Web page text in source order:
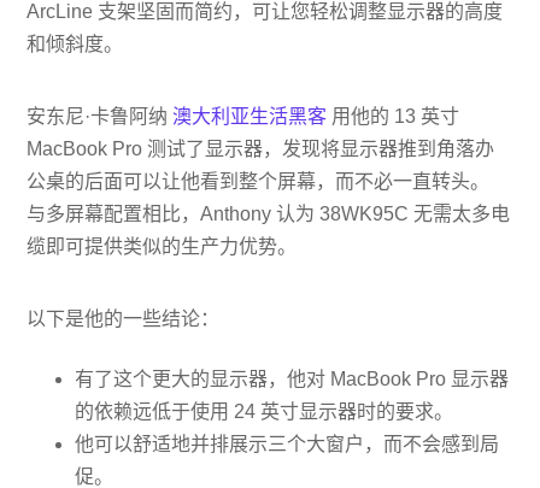
ArcLine 支架坚固而简约，可让您轻松调整显示器的高度
和倾斜度。
安东尼·卡鲁阿纳 澳大利亚生活黑客 用他的 13 英寸
MacBook Pro 测试了显示器，发现将显示器推到角落办
公桌的后面可以让他看到整个屏幕，而不必一直转头。
与多屏幕配置相比，Anthony 认为 38WK95C 无需太多电
缆即可提供类似的生产力优势。
以下是他的一些结论：
有了这个更大的显示器，他对 MacBook Pro 显示器
的依赖远低于使用 24 英寸显示器时的要求。
他可以舒适地并排展示三个大窗户，而不会感到局
促。